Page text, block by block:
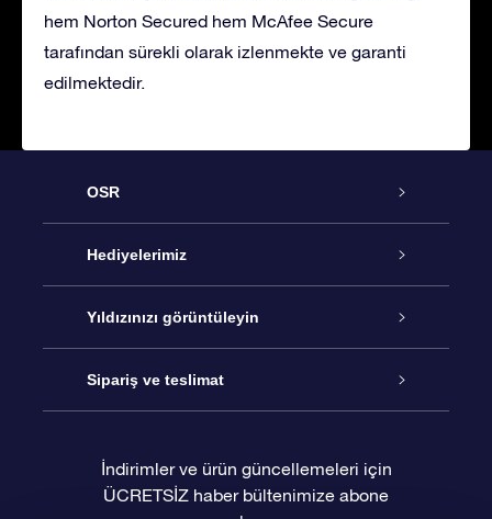
hem Norton Secured hem McAfee Secure
tarafından sürekli olarak izlenmekte ve garanti
edilmektedir.
OSR
Hizmet
İletişim
Blogu
Değerlendirmeler
Hediyelerimiz
Çevrimiçi Yıldız Hediyesi
OSR Hediye Paketi
OSR Hediye Kartı
Yıldızınızı görüntüleyin
Star Register
Kişiselleştirilmiş Yıldız Sayfası
Sipariş ve teslimat
Ödeme bilgileri
İndirimler ve ürün güncellemeleri için
ÜCRETSİZ haber bültenimize abone